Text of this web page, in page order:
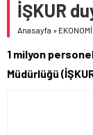
İŞKUR
Anasayfa » EKONOMİ
1 milyon
Müdürlüğü